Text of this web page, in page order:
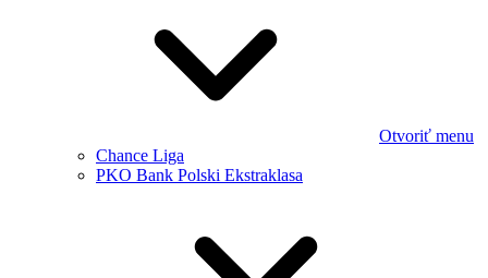
Otvoriť menu
Chance Liga
PKO Bank Polski Ekstraklasa